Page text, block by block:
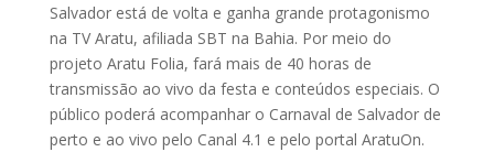
Salvador está de volta e ganha grande protagonismo
na TV Aratu, afiliada SBT na Bahia. Por meio do
projeto Aratu Folia, fará mais de 40 horas de
transmissão ao vivo da festa e conteúdos especiais. O
público poderá acompanhar o Carnaval de Salvador de
perto e ao vivo pelo Canal 4.1 e pelo portal AratuOn.